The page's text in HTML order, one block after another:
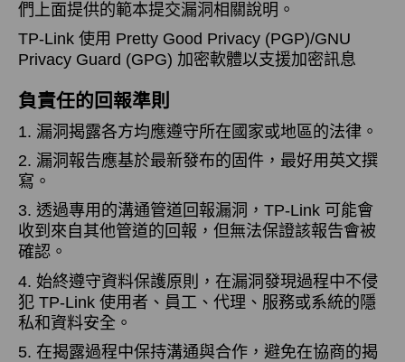
們上面提供的範本提交漏洞相關說明。
TP-Link 使用 Pretty Good Privacy (PGP)/GNU
Privacy Guard (GPG) 加密軟體以支援加密訊息
負責任的回報準則
1. 漏洞揭露各方均應遵守所在國家或地區的法律。
2. 漏洞報告應基於最新發布的固件，最好用英文撰
寫。
3. 透過專用的溝通管道回報漏洞，TP-Link 可能會
收到來自其他管道的回報，但無法保證該報告會被
確認。
4. 始終遵守資料保護原則，在漏洞發現過程中不侵
犯 TP-Link 使用者、員工、代理、服務或系統的隱
私和資料安全。
5. 在揭露過程中保持溝通與合作，避免在協商的揭